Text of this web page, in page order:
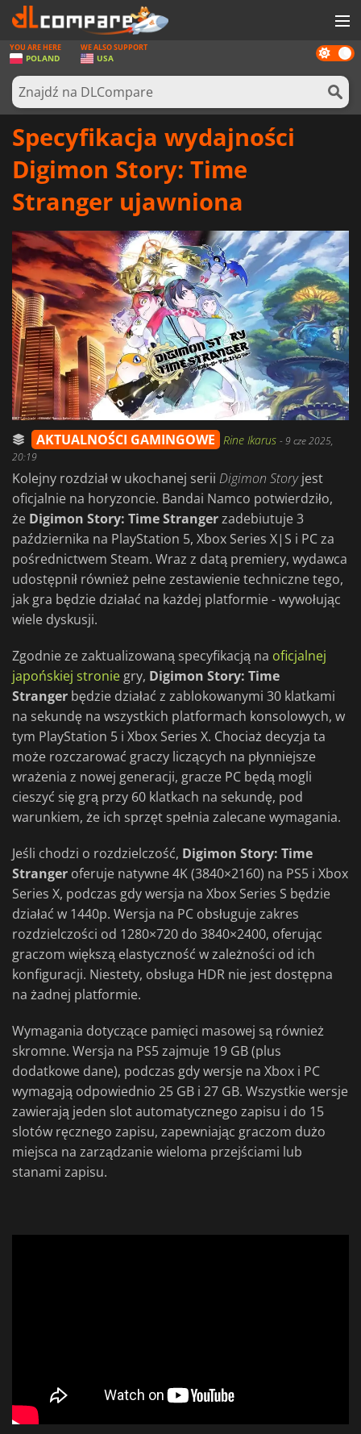
GRY
KARTY DO GIER
OPROGRAMOWANIE
REWARDS
SPRZĘT KOMPUTEROWY
AKTUALNOŚCI
ZALOGUJ SIĘ LUB ZAREJESTRUJ
Dark
mode
YOU ARE HERE
POLAND
WE ALSO SUPPORT
USA
Specyfikacja wydajności
Digimon Story: Time
Stranger ujawniona
AKTUALNOŚCI GAMINGOWE Rine Ikarus -9 cze 2025,
20:19
Kolejny rozdział w ukochanej serii Digimon Storyjest
oficjalnie na horyzoncie. Bandai Namco potwierdziło,
że Digimon Story: Time Strangerzadebiutuje 3
października na PlayStation 5, Xbox Series X|S i PC za
pośrednictwem Steam. Wraz z datą premiery, wydawca
udostępnił również pełne zestawienie techniczne tego,
jak gra będzie działać na każdej platformie - wywołując
wiele dyskusji.
Zgodnie ze zaktualizowaną specyfikacją na oficjalnej
japońskiej stronie gry, Digimon Story: Time
Stranger będzie działać z zablokowanymi 30 klatkami
na sekundę na wszystkich platformach konsolowych, w
tym PlayStation 5 i Xbox Series X. Chociaż decyzja ta
może rozczarować graczy liczących na płynniejsze
wrażenia z nowej generacji, gracze PC będą mogli
cieszyć się grą przy 60 klatkach na sekundę, pod
warunkiem, że ich sprzęt spełnia zalecane wymagania.
Jeśli chodzi o rozdzielczość, Digimon Story: Time
Stranger oferuje natywne 4K (3840×2160) na PS5 i Xbox
Series X, podczas gdy wersja na Xbox Series S będzie
działać w 1440p. Wersja na PC obsługuje zakres
rozdzielczości od 1280×720 do 3840×2400, oferując
graczom większą elastyczność w zależności od ich
konfiguracji. Niestety, obsługa HDR nie jest dostępna
na żadnej platformie.
Wymagania dotyczące pamięci masowej są również
skromne. Wersja na PS5 zajmuje 19 GB (plus
dodatkowe dane), podczas gdy wersje na Xbox i PC
wymagają odpowiednio 25 GB i 27 GB. Wszystkie wersje
zawierają jeden slot automatycznego zapisu i do 15
slotów ręcznego zapisu, zapewniając graczom dużo
miejsca na zarządzanie wieloma przejściami lub
stanami zapisu.